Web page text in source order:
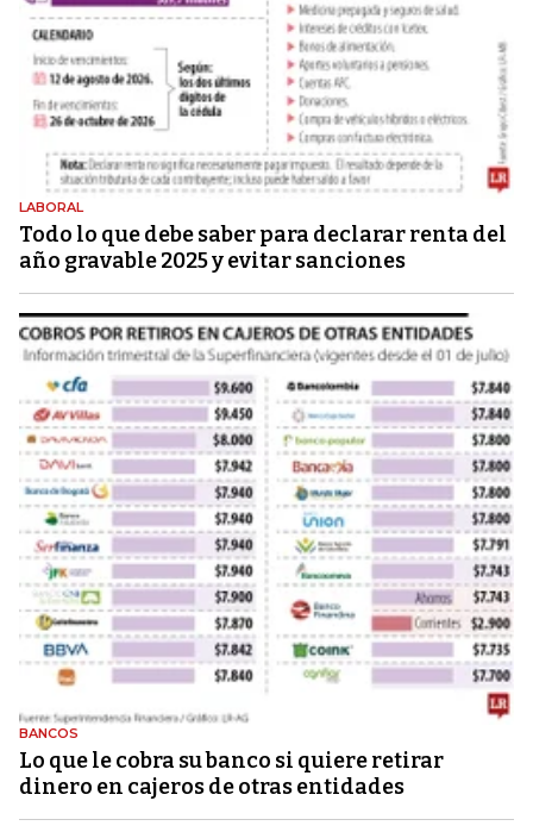
LABORAL
Todo lo que debe saber para declarar renta del
año gravable 2025 y evitar sanciones
BANCOS
Lo que le cobra su banco si quiere retirar
dinero en cajeros de otras entidades